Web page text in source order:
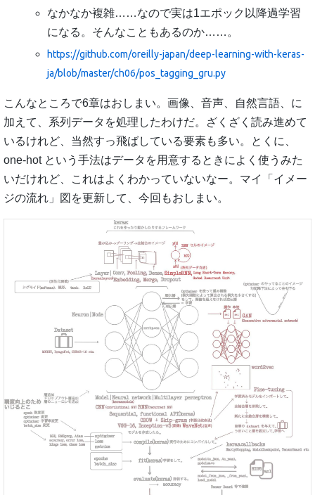
なかなか複雑……なので実は1エポック以降過学習
になる。そんなこともあるのか……。
https://github.com/oreilly-japan/deep-learning-with-keras-
ja/blob/master/ch06/pos_tagging_gru.py
こんなところで6章はおしまい。画像、音声、自然言語、に
加えて、系列データを処理したわけだ。ざくざく読み進めて
いるけれど、当然すっ飛ばしている要素も多い。とくに、
one-hot という手法はデータを用意するときによく使うみた
いだけれど、これはよくわかっていないなー。マイ「イメー
ジの流れ」図を更新して、今回もおしまい。